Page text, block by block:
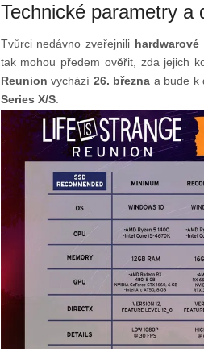
Technické parametry a
Tvůrci nedávno zveřejnili hardwarové
tak mohou předem ověřit, zda jejich
Reunion vychází 26. března a bude k
Series X/S.